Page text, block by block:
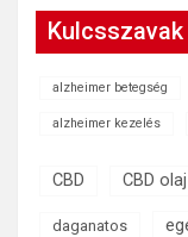
Kulcsszavak
alzheimer betegség
alzheimer kezelés
CBD CBD olaj
daganatos